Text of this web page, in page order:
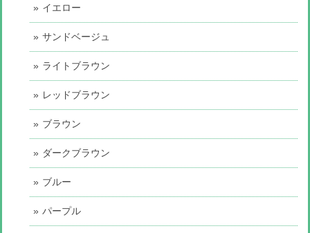
イエロー
サンドベージュ
ライトブラウン
レッドブラウン
ブラウン
ダークブラウン
ブルー
パープル